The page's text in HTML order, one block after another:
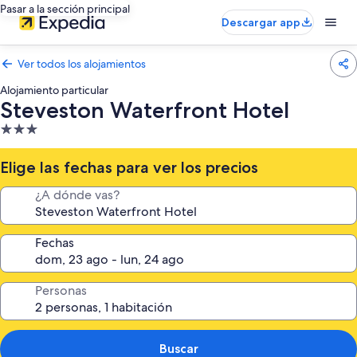
Pasar a la sección principal
Descargar app
Ver todos los alojamientos
Alojamiento particular
Steveston Waterfront Hotel
Alojamiento
de
3.0 estrellas
Elige las fechas para ver los precios
¿A dónde vas?
Fechas
Personas
Buscar